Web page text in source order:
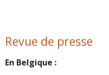
Revue de presse
En Belgique :